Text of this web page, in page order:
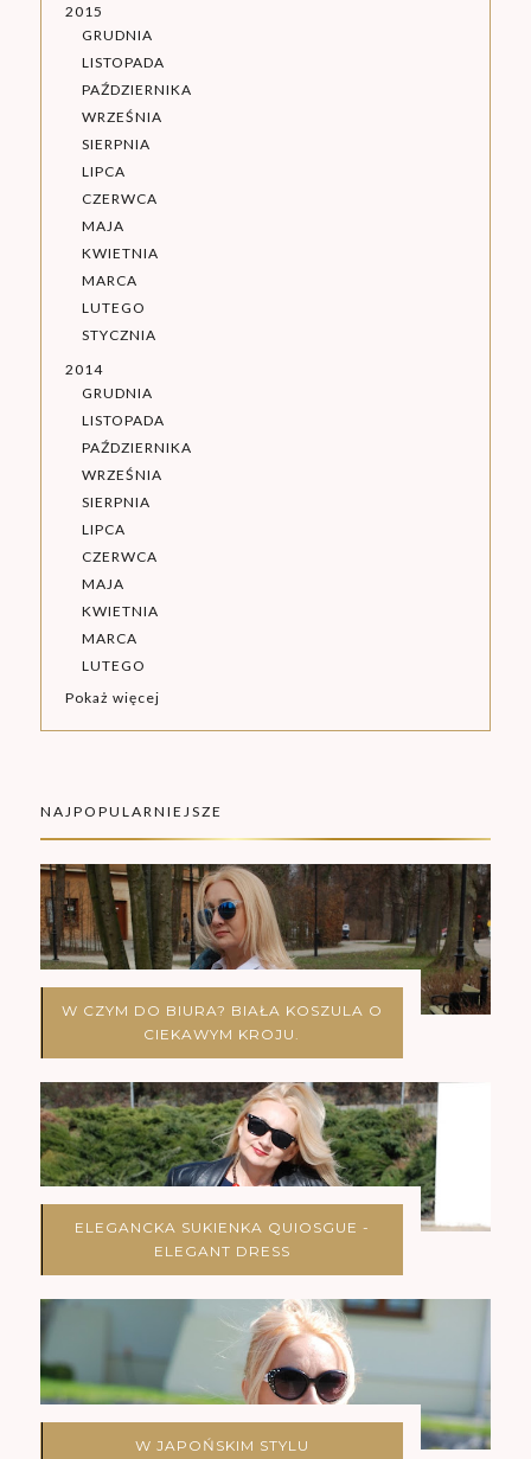
2015
GRUDNIA
LISTOPADA
PAŹDZIERNIKA
WRZEŚNIA
SIERPNIA
LIPCA
CZERWCA
MAJA
KWIETNIA
MARCA
LUTEGO
STYCZNIA
2014
GRUDNIA
LISTOPADA
PAŹDZIERNIKA
WRZEŚNIA
SIERPNIA
LIPCA
CZERWCA
MAJA
KWIETNIA
MARCA
LUTEGO
Pokaż więcej
NAJPOPULARNIEJSZE
W CZYM DO BIURA? BIAŁA KOSZULA O
CIEKAWYM KROJU.
ELEGANCKA SUKIENKA QUIOSGUE -
ELEGANT DRESS
W JAPOŃSKIM STYLU